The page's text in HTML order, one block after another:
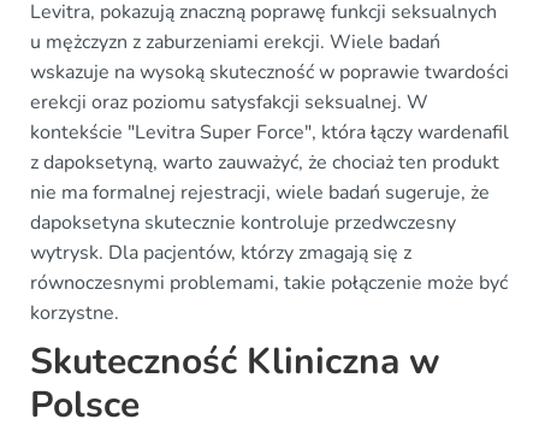
Levitra, pokazują znaczną poprawę funkcji seksualnych
u mężczyzn z zaburzeniami erekcji. Wiele badań
wskazuje na wysoką skuteczność w poprawie twardości
erekcji oraz poziomu satysfakcji seksualnej. W
kontekście "Levitra Super Force", która łączy wardenafil
z dapoksetyną, warto zauważyć, że chociaż ten produkt
nie ma formalnej rejestracji, wiele badań sugeruje, że
dapoksetyna skutecznie kontroluje przedwczesny
wytrysk. Dla pacjentów, którzy zmagają się z
równoczesnymi problemami, takie połączenie może być
korzystne.
Skuteczność Kliniczna w
Polsce